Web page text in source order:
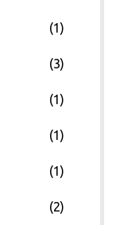
(1)
(3)
(1)
(1)
(1)
(2)